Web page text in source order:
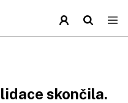
skončila.